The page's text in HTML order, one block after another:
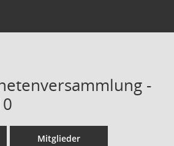
-
Mitglieder